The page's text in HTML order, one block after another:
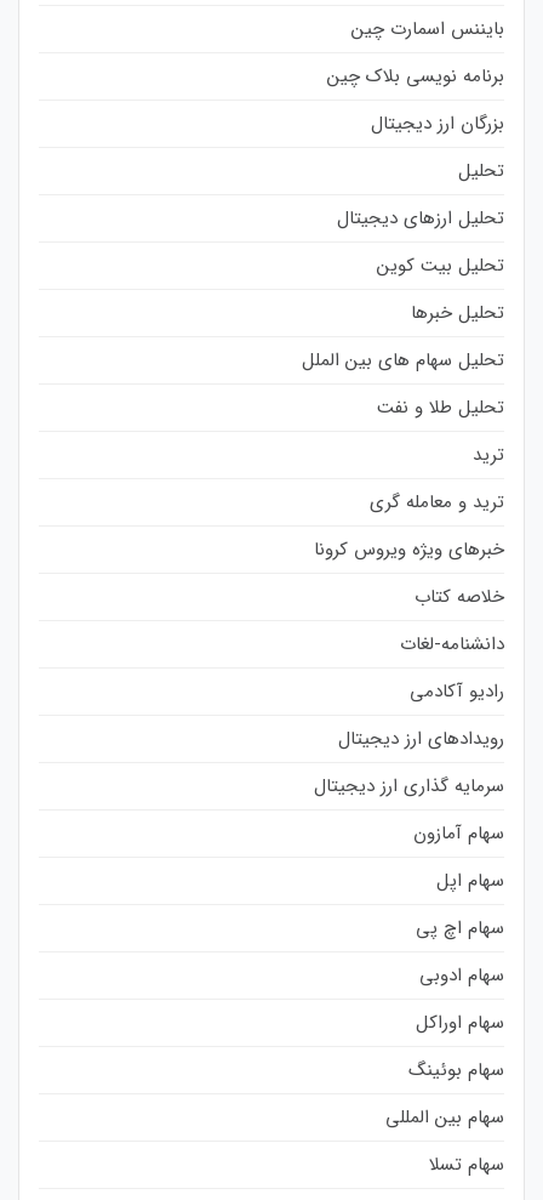
بایننس اسمارت چین
برنامه نویسی بلاک چین
بزرگان ارز دیجیتال
تحلیل
تحلیل ارزهای دیجیتال
تحلیل بیت کوین
تحلیل خبرها
تحلیل سهام های بین الملل
تحلیل طلا و نفت
ترید
ترید و معامله گری
خبرهای ویژه ویروس کرونا
خلاصه کتاب
دانشنامه-لغات
رادیو آکادمی
رویدادهای ارز دیجیتال
سرمایه گذاری ارز دیجیتال
سهام آمازون
سهام اپل
سهام اچ پی
سهام ادوبی
سهام اوراکل
سهام بوئینگ
سهام بین المللی
سهام تسلا